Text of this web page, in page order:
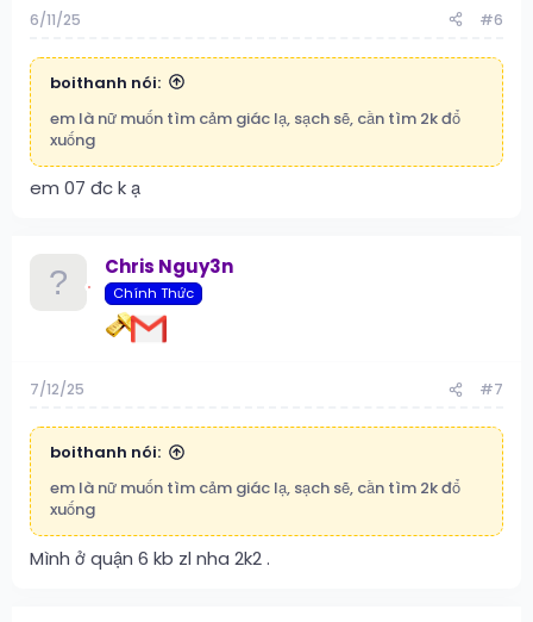
6/11/25 #6
boithanh nói:
em là nữ muốn tìm cảm giác lạ, sạch sẽ, cần tìm 2k đổ
xuống
em 07 đc k ạ
Chris Nguy3n
Chính Thức
7/12/25 #7
boithanh nói:
em là nữ muốn tìm cảm giác lạ, sạch sẽ, cần tìm 2k đổ
xuống
Mình ở quận 6 kb zl nha 2k2 .